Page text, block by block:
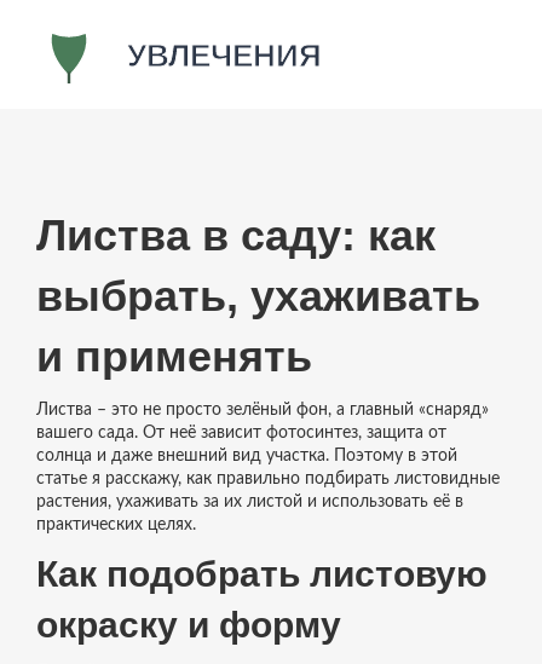
Листва в саду: как
выбрать, ухаживать
и применять
Листва – это не просто зелёный фон, а главный «снаряд»
вашего сада. От неё зависит фотосинтез, защита от
солнца и даже внешний вид участка. Поэтому в этой
статье я расскажу, как правильно подбирать листовидные
растения, ухаживать за их листой и использовать её в
практических целях.
Как подобрать листовую
окраску и форму